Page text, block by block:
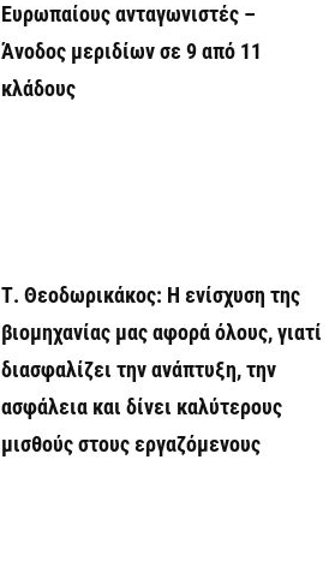
Ευρωπαίους ανταγωνιστές –
Άνοδος μεριδίων σε 9 από 11
κλάδους
Τ. Θεοδωρικάκος: Η ενίσχυση της
βιομηχανίας μας αφορά όλους, γιατί
διασφαλίζει την ανάπτυξη, την
ασφάλεια και δίνει καλύτερους
μισθούς στους εργαζόμενους